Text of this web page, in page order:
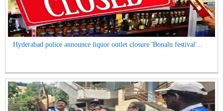
Hyderabad police announce liquor outlet closure 'Bonalu festival'...